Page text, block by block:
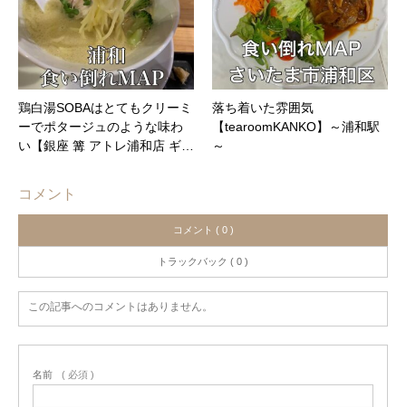
鶏白湯SOBAはとてもクリーミ
ーでポタージュのような味わ
い【銀座 篝 アトレ浦和店 ギ…
落ち着いた雰囲気
【tearoomKANKO】～浦和駅
～
コメント
コメント ( 0 )
トラックバック ( 0 )
この記事へのコメントはありません。
名前 ( 必須 )